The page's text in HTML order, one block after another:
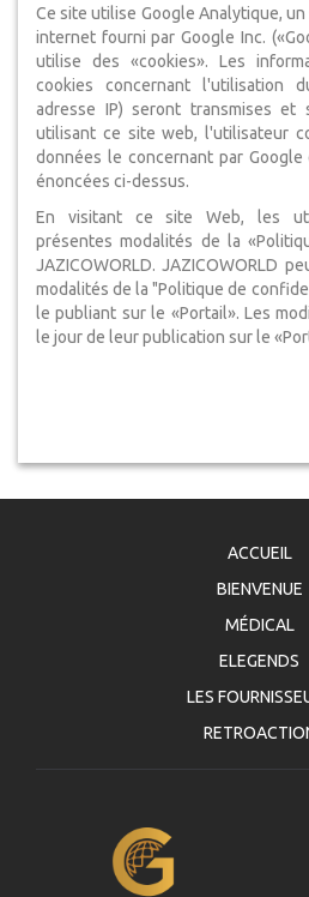
Ce site utilise Google Analytique,
internet fourni par Google Inc.
utilise des «cookies». Les
cookies concernant l'utilisation
adresse IP) seront transmises et
utilisant ce site web, l'utilisateur
données le concernant par
énoncées ci-dessus.
En visitant ce site Web, les
présentes modalités de la
JAZICOWORLD. JAZICOWORLD
modalités de la "Politique de
le publiant sur le «Portail». Les
le jour de leur publication sur le
ACCUEIL
BIENVENUE
MÉDICAL
ELEGENDS
LES